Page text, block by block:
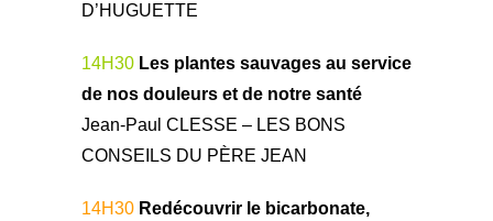
D’HUGUETTE
14H30 Les plantes sauvages au service
de nos douleurs et de notre santé
Jean-Paul CLESSE – LES BONS
CONSEILS DU PÈRE JEAN
14H30 Redécouvrir le bicarbonate,